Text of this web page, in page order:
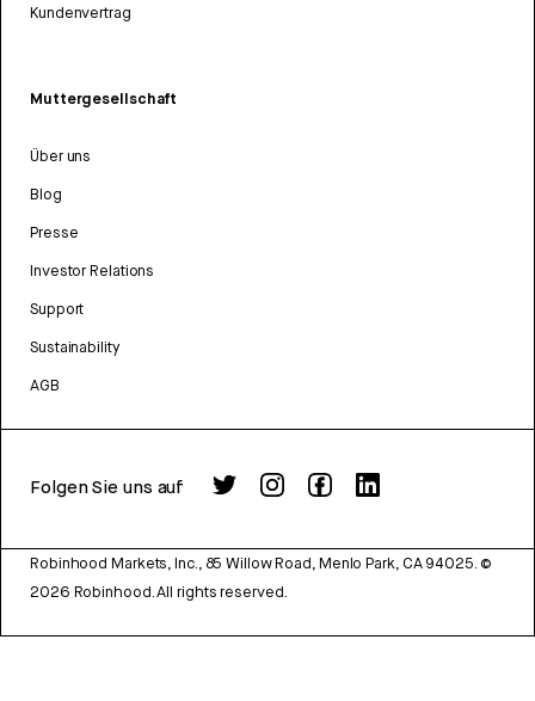
Kundenvertrag
Muttergesellschaft
Über uns
Blog
Presse
Investor Relations
Support
Sustainability
AGB
Folgen Sie uns auf
Robinhood Markets, Inc., 85 Willow Road, Menlo Park, CA 94025. ©
2026 Robinhood. All rights reserved.